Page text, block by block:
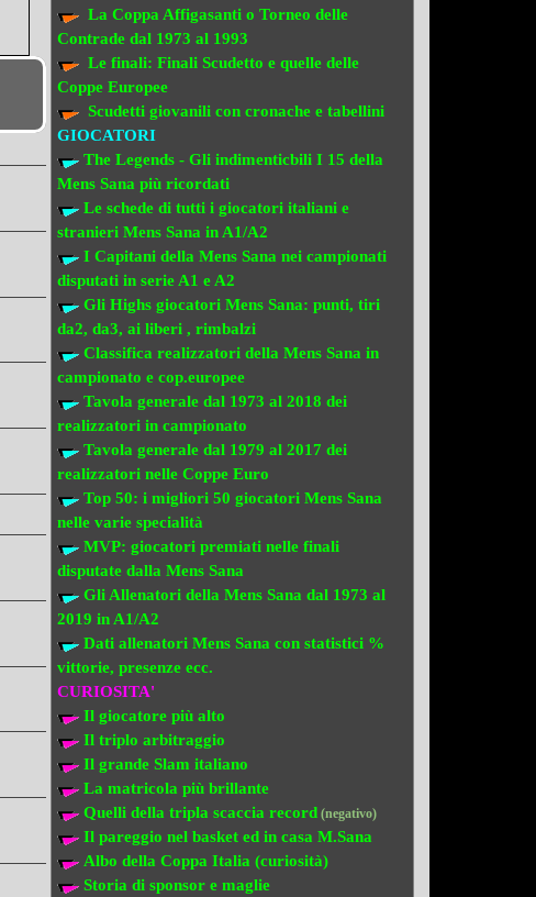
La Coppa Affigasanti o Torneo delle
Contrade dal 1973 al 1993
Le finali:Finali Scudetto e quelle delle
Coppe Europee
Scudetti giovanili con cronache e tabellini
GIOCATORI
The Legends - Gli indimenticbiliI 15 della
Mens Sana più ricordati
Le schede di tutti i giocatori italiani e
stranieriMens Sana in A1/A2
I Capitani della Mens Sananei campionati
disputati in serie A1 e A2
Gli Highs giocatori Mens Sana: punti, tiri
da2, da3, ai liberi , rimbalzi
Classifica realizzatori della Mens Sana in
campionato e cop.europee
Tavola generale dal 1973 al 2018dei
realizzatoriin campionato
Tavola generale dal 1979 al 2017 dei
realizzatori nelle Coppe Euro
Top 50: i migliori 50 giocatori Mens Sana
nelle varie specialità
MVP: giocatori premiatinelle finali
disputate dalla Mens Sana
Gli Allenatori della Mens Sanadal 1973 al
2019 in A1/A2
Dati allenatori Mens Sanacon statistici %
vittorie, presenze ecc.
CURIOSITA'
Il giocatore più alto
Il triplo arbitraggio
Il grande Slam italiano
La matricola più brillante
Quelli della tripla scaccia record (negativo)
Il pareggio nel basket ed in casa M.Sana
Albo della Coppa Italia (curiosità)
Storia di sponsor e maglie